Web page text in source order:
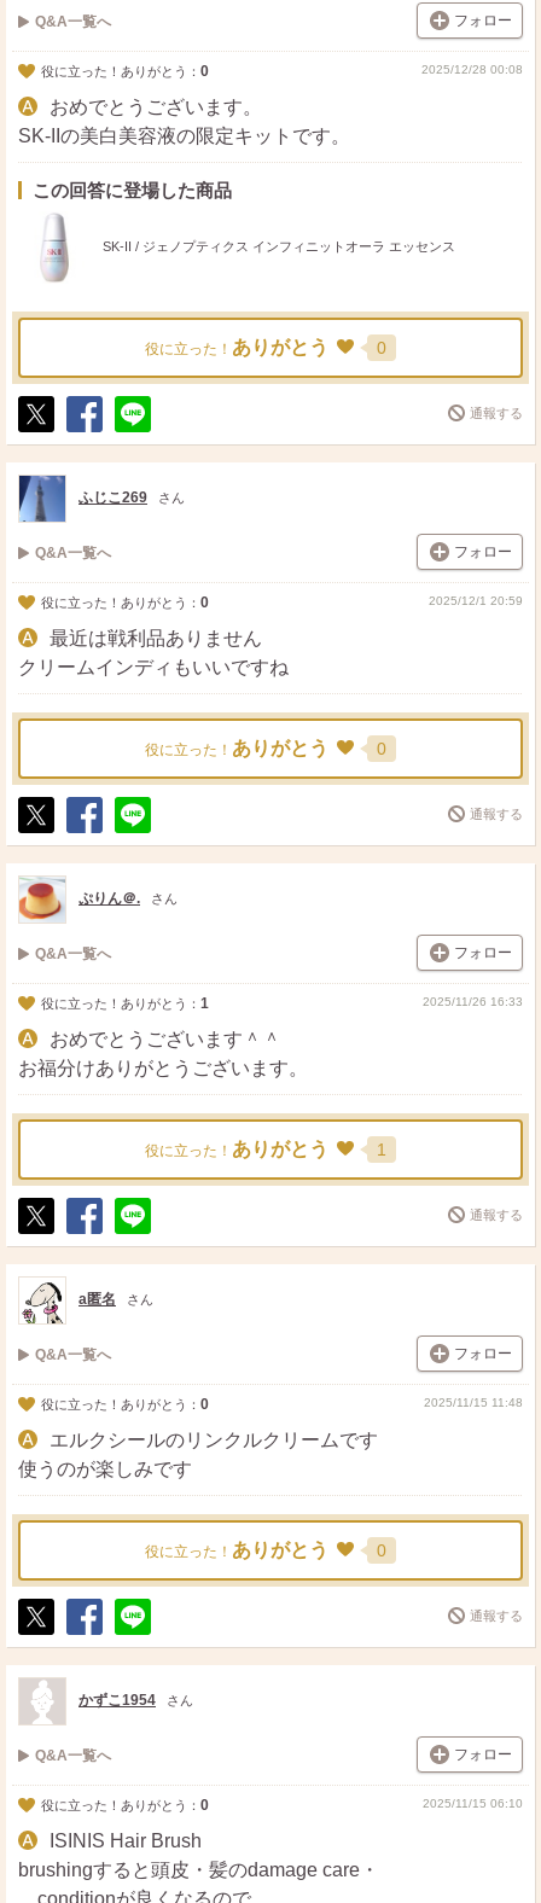
Q&A一覧へ フォロー
役に立った！ありがとう： 0 2025/12/28 00:08
おめでとうございます。
SK-IIの美白美容液の限定キットです。
この回答に登場した商品
SK-II / ジェノプティクス インフィニットオーラ エッセンス
役に立った！ ありがとう 0
ポ
ス
ト
シ
ェ
送
る
通報する
ふじこ269 さん
Q&A一覧へ フォロー
役に立った！ありがとう： 0 2025/12/1 20:59
最近は戦利品ありません
クリームインディもいいですね
役に立った！ ありがとう 0
ポ
ス
ト
シ
ェ
送
る
通報する
ぷりん＠. さん
Q&A一覧へ フォロー
役に立った！ありがとう： 1 2025/11/26 16:33
おめでとうございます＾＾
お福分けありがとうございます。
役に立った！ ありがとう 1
ポ
ス
ト
シ
ェ
送
る
通報する
a匿名 さん
Q&A一覧へ フォロー
役に立った！ありがとう： 0 2025/11/15 11:48
エルクシールのリンクルクリームです
使うのが楽しみです
役に立った！ ありがとう 0
ポ
ス
ト
シ
ェ
送
る
通報する
かずこ1954 さん
Q&A一覧へ フォロー
役に立った！ありがとう： 0 2025/11/15 06:10
ISINIS Hair Brush
brushingすると頭皮・髪のdamage care・
conditionが良くなるので